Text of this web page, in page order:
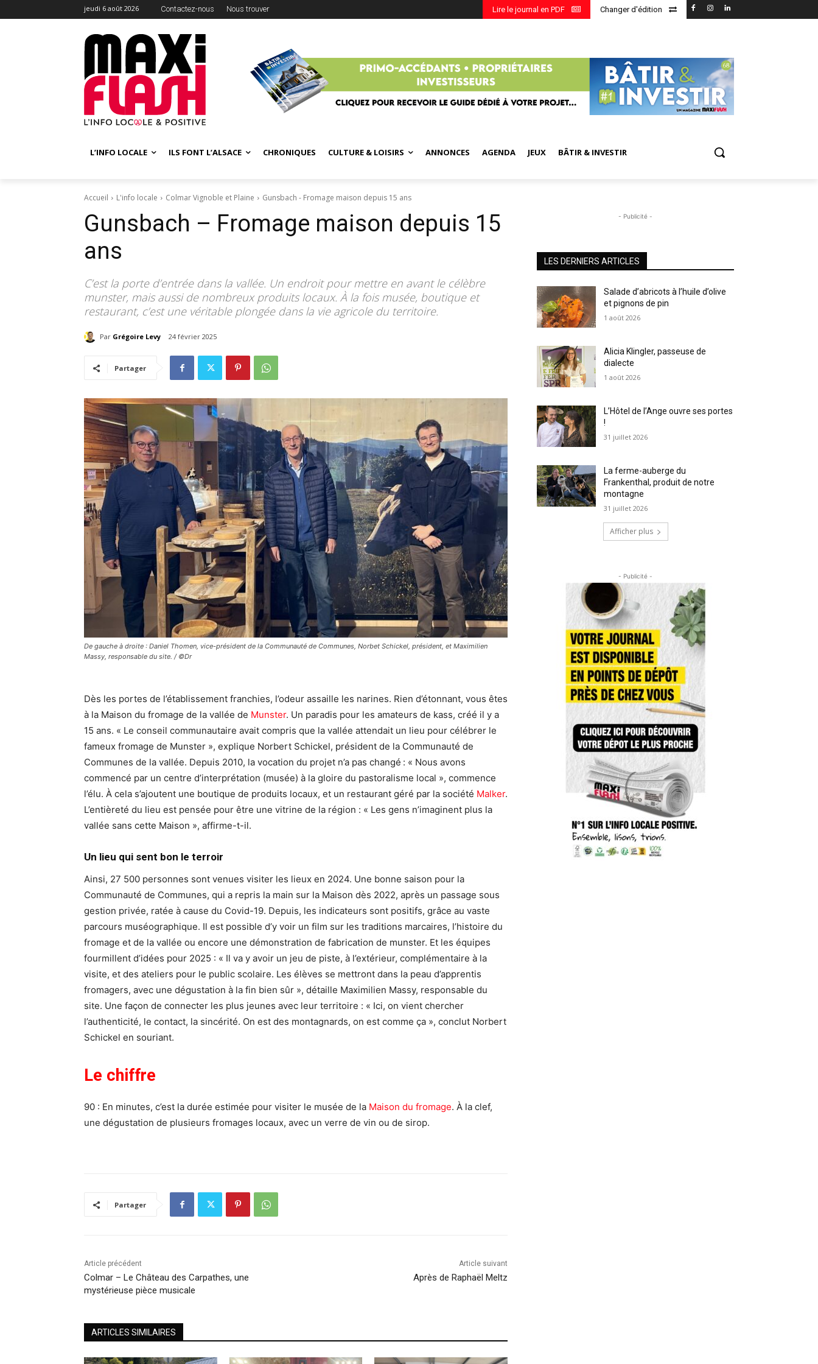
jeudi 6 août 2026 Contactez-nous Nous trouver Changer d'édition
Lire le journal en PDF
L’INFO LOCALE ILS FONT L’ALSACE CHRONIQUES CULTURE & LOISIRS ANNONCES AGENDA JEUX BÂTIR & INVESTIR
Accueil L'info locale Colmar Vignoble et Plaine Gunsbach - Fromage maison depuis 15 ans
Gunsbach – Fromage maison depuis 15
ans
C’est la porte d’entrée dans la vallée. Un endroit pour mettre en avant le célèbre
munster, mais aussi de nombreux produits locaux. À la fois musée, boutique et
restaurant, c’est une véritable plongée dans la vie agricole du territoire.
Par Grégoire Levy 24 février 2025
Partager
De gauche à droite : Daniel Thomen, vice-président de la Communauté de Communes, Norbet Schickel, président, et Maximilien
Massy, responsable du site. / ©Dr
Dès les portes de l’établissement franchies, l’odeur assaille les narines. Rien d’étonnant, vous êtes
à la Maison du fromage de la vallée de Munster. Un paradis pour les amateurs de kass, créé il y a
15 ans. « Le conseil communautaire avait compris que la vallée attendait un lieu pour célébrer le
fameux fromage de Munster », explique Norbert Schickel, président de la Communauté de
Communes de la vallée. Depuis 2010, la vocation du projet n’a pas changé : « Nous avons
commencé par un centre d’interprétation (musée) à la gloire du pastoralisme local », commence
l’élu. À cela s’ajoutent une boutique de produits locaux, et un restaurant géré par la société Malker.
L’entièreté du lieu est pensée pour être une vitrine de la région : « Les gens n’imaginent plus la
vallée sans cette Maison », affirme-t-il.
Un lieu qui sent bon le terroir
Ainsi, 27 500 personnes sont venues visiter les lieux en 2024. Une bonne saison pour la
Communauté de Communes, qui a repris la main sur la Maison dès 2022, après un passage sous
gestion privée, ratée à cause du Covid-19. Depuis, les indicateurs sont positifs, grâce au vaste
parcours muséographique. Il est possible d’y voir un film sur les traditions marcaires, l’histoire du
fromage et de la vallée ou encore une démonstration de fabrication de munster. Et les équipes
fourmillent d’idées pour 2025 : « Il va y avoir un jeu de piste, à l’extérieur, complémentaire à la
visite, et des ateliers pour le public scolaire. Les élèves se mettront dans la peau d’apprentis
fromagers, avec une dégustation à la fin bien sûr », détaille Maximilien Massy, responsable du
site. Une façon de connecter les plus jeunes avec leur territoire : « Ici, on vient chercher
l’authenticité, le contact, la sincérité. On est des montagnards, on est comme ça », conclut Norbert
Schickel en souriant.
Le chiffre
90 : En minutes, c’est la durée estimée pour visiter le musée de la Maison du fromage. À la clef,
une dégustation de plusieurs fromages locaux, avec un verre de vin ou de sirop.
Partager
Article précédent
Colmar – Le Château des Carpathes, une
mystérieuse pièce musicale
Article suivant
Après de Raphaël Meltz
ARTICLES SIMILAIRES
- Publicité -
LES DERNIERS ARTICLES
Salade d’abricots à l’huile d’olive
et pignons de pin
1 août 2026
Alicia Klingler, passeuse de
dialecte
1 août 2026
L’Hôtel de l’Ange ouvre ses portes
!
31 juillet 2026
La ferme-auberge du
Frankenthal, produit de notre
montagne
31 juillet 2026
Afficher plus
- Publicité -